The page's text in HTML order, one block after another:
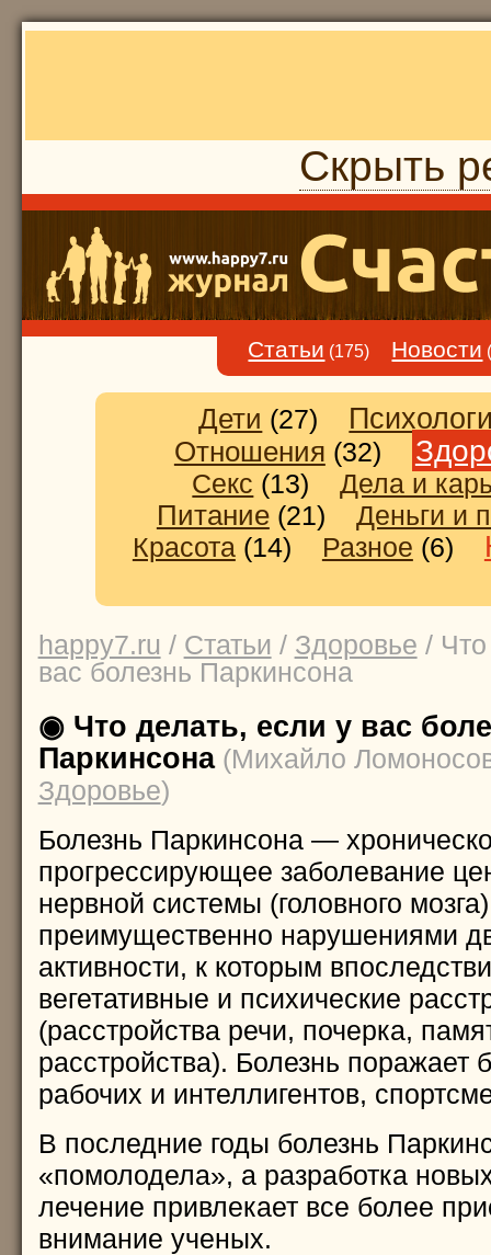
Скрыть
Статьи (175) Новости
Дети (27)
Отношения (32)
Секс (13) Дела и
Питание(21) Деньги и
Красота (14) Разное (6)
happy7.ru / Статьи / Здоровье /
вас болезнь Паркинсона
◉ Что делать, если у вас
Паркинсона (Михайло
Здоровье)
Болезнь Паркинсона —
прогрессирующее заболевание
нервной системы (головного
преимущественно нарушениями
активности, к которым
вегетативные и психические
(расстройства речи, почерка,
расстройства). Болезнь поражает
рабочих и интеллигентов,
В последние годы болезнь
«помолодела», а разработка
лечение привлекает все более
внимание ученых.